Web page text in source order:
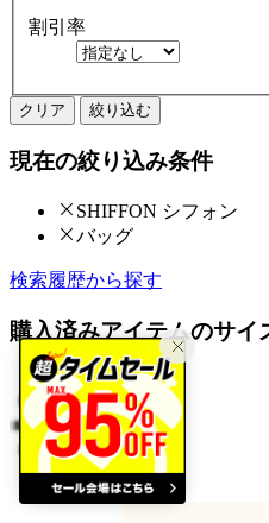
割引率
クリア 絞り込む
現在の絞り込み条件
SHIFFON シフォン
バッグ
検索履歴から探す
購入済みアイテムのサイ